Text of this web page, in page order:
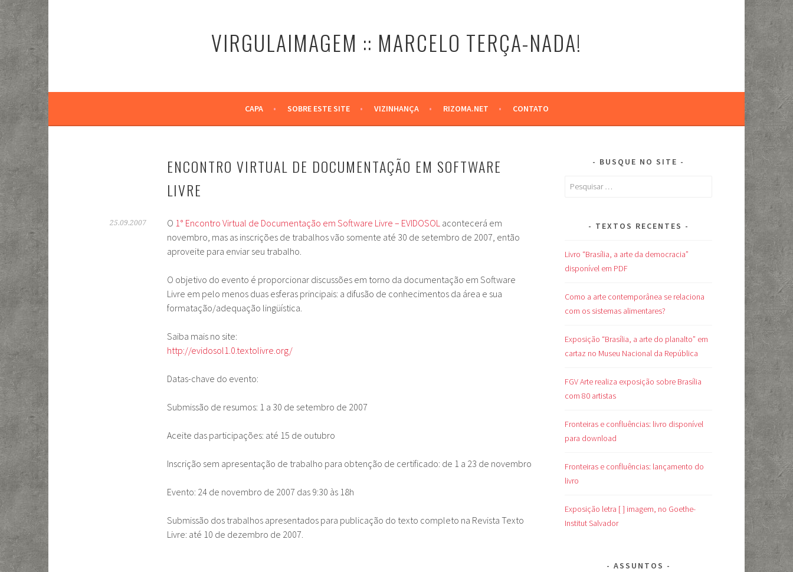
conteúdo
VIRGULAIMAGEM :: MARCELO TERÇA-NADA!
CAPA SOBRE ESTE SITE VIZINHANÇA RIZOMA.NET CONTATO
ENCONTRO VIRTUAL DE DOCUMENTAÇÃO EM SOFTWARE
LIVRE
25.09.2007 O 1° Encontro Virtual de Documentação em Software Livre – EVIDOSOL acontecerá em
novembro, mas as inscrições de trabalhos vão somente até 30 de setembro de 2007, então
aproveite para enviar seu trabalho.
O objetivo do evento é proporcionar discussões em torno da documentação em Software
Livre em pelo menos duas esferas principais: a difusão de conhecimentos da área e sua
formatação/adequação lingüística.
Saiba mais no site:
http://evidosol1.0.textolivre.org/
Datas-chave do evento:
Submissão de resumos: 1 a 30 de setembro de 2007
Aceite das participações: até 15 de outubro
Inscrição sem apresentação de trabalho para obtenção de certificado: de 1 a 23 de novembro
Evento: 24 de novembro de 2007 das 9:30 às 18h
Submissão dos trabalhos apresentados para publicação do texto completo na Revista Texto
Livre: até 10 de dezembro de 2007.
BUSQUE NO SITE
Pesquisar
TEXTOS RECENTES
Livro “Brasília, a arte da democracia”
disponível em PDF
Como a arte contemporânea se relaciona
com os sistemas alimentares?
Exposição “Brasília, a arte do planalto” em
cartaz no Museu Nacional da República
FGV Arte realiza exposição sobre Brasília
com 80 artistas
Fronteiras e confluências: livro disponível
para download
Fronteiras e confluências: lançamento do
livro
Exposição letra [ ] imagem, no Goethe-
Institut Salvador
ASSUNTOS